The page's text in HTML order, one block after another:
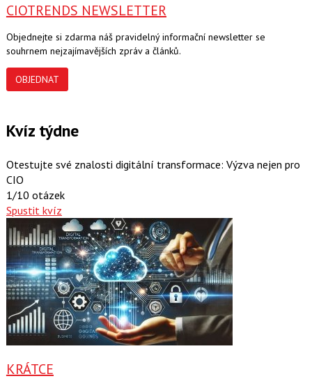
CIOTRENDS NEWSLETTER
Objednejte si zdarma náš pravidelný informační newsletter se
souhrnem nejzajímavějších zpráv a článků.
OBJEDNAT
Kvíz týdne
Otestujte své znalosti digitální transformace: Výzva nejen pro
CIO
1/10 otázek
Spustit kvíz
KRÁTCE